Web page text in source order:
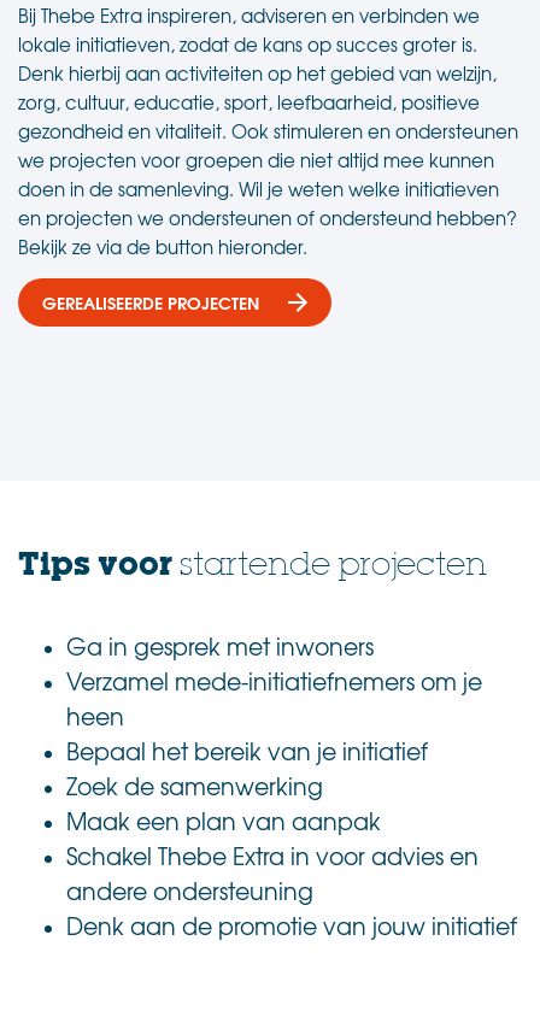
Bij Thebe Extra inspireren, adviseren en verbinden we
lokale initiatieven, zodat de kans op succes groter is.
Denk hierbij aan activiteiten op het gebied van welzijn,
zorg, cultuur, educatie, sport, leefbaarheid, positieve
gezondheid en vitaliteit. Ook stimuleren en ondersteunen
we projecten voor groepen die niet altijd mee kunnen
doen in de samenleving. Wil je weten welke initiatieven
en projecten we ondersteunen of ondersteund hebben?
Bekijk ze via de button hieronder.
GEREALISEERDE PROJECTEN
Tips voor startende projecten
Ga in gesprek met inwoners
Verzamel mede-initiatiefnemers om je
heen
Bepaal het bereik van je initiatief
Zoek de samenwerking
Maak een plan van aanpak
Schakel Thebe Extra in voor advies en
andere ondersteuning
Denk aan de promotie van jouw initiatief